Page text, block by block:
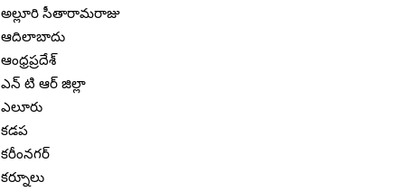
అల్లూరి సీతారామరాజు
ఆదిలాబాదు
ఆంధ్రప్రదేశ్
ఎన్ టి ఆర్ జిల్లా
ఎలూరు
కడప
కరీంనగర్
కర్నూలు